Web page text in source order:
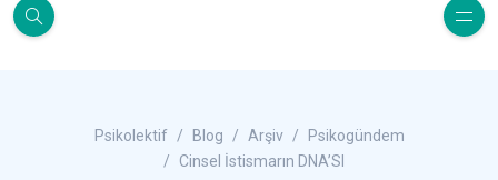
Psikolektif Blog Arşiv
Psikogündem
Cinsel İstismarın DNA’SI